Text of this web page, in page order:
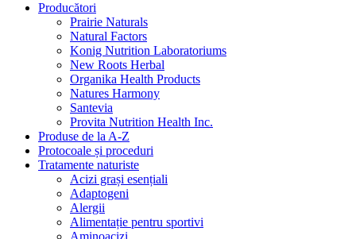
Producători
Prairie Naturals
Natural Factors
Konig Nutrition Laboratoriums
New Roots Herbal
Organika Health Products
Natures Harmony
Santevia
Provita Nutrition Health Inc.
Produse de la A-Z
Protocoale și proceduri
Tratamente naturiste
Acizi grași esențiali
Adaptogeni
Alergii
Alimentație pentru sportivi